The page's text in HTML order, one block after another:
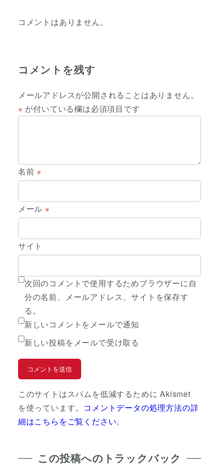
コメントはありません。
コメントを残す
メールアドレスが公開されることはありません。
※ が付いている欄は必須項目です
名前※
メール ※
サイト
次回のコメントで使用するためブラウザーに自
分の名前、メールアドレス、サイトを保存す
る。
新しいコメントをメールで通知
新しい投稿をメールで受け取る
このサイトはスパムを低減するために Akismet
を使っています。 コメントデータの処理方法の詳
細はこちらをご覧ください。
この投稿へのトラックバック